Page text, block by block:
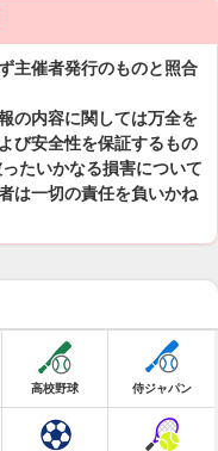
主催者発行のものと照合
の内容に関しては万全を
び安全性を保証するもの
たいかなる損害について
は一切の責任を負いかね
高校野球 侍ジャパン